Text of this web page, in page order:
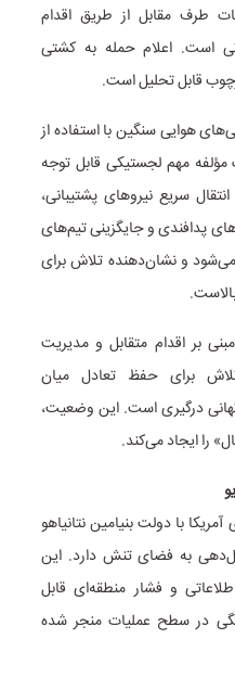
طرف مقابل از طریق اقدام
است. اعلام حمله به کشتی
قابل تحلیل است.
هوایی سنگین با استفاده از
مؤلفه مهم لجستیکی قابل توجه
سریع نیروهای پشتیبانی،
پدافندی و جایگزینی تیم‌های
و نشان‌دهنده تلاش برای
بر اقدام متقابل و مدیریت
برای حفظ تعادل میان
درگیری است. این وضعیت،
را ایجاد می‌کند.
با دولت بنیامین نتانیاهو
به فضای تنش دارد. این
و فشار منطقه‌ای قابل
در سطح عملیات منجر شده